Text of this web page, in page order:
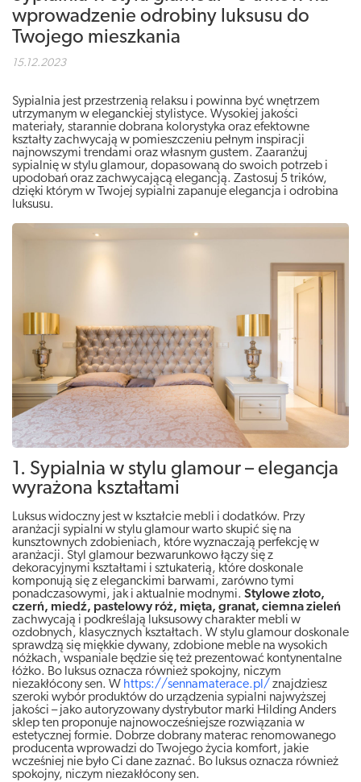
wprowadzenie odrobiny luksusu do
Twojego mieszkania
15.12.2023
Sypialnia jest przestrzenią relaksu i powinna być wnętrzem
utrzymanym w eleganckiej stylistyce. Wysokiej jakości
materiały, starannie dobrana kolorystyka oraz efektowne
kształty zachwycają w pomieszczeniu pełnym inspiracji
najnowszymi trendami oraz własnym gustem. Zaaranżuj
sypialnię w stylu glamour, dopasowaną do swoich potrzeb i
upodobań oraz zachwycającą elegancją. Zastosuj 5 trików,
dzięki którym w Twojej sypialni zapanuje elegancja i odrobina
luksusu.
1. Sypialnia w stylu glamour – elegancja
wyrażona kształtami
Luksus widoczny jest w kształcie mebli i dodatków. Przy
aranżacji sypialni w stylu glamour warto skupić się na
kunsztownych zdobieniach, które wyznaczają perfekcję w
aranżacji. Styl glamour bezwarunkowo łączy się z
dekoracyjnymi kształtami i sztukaterią, które doskonale
komponują się z eleganckimi barwami, zarówno tymi
ponadczasowymi, jak i aktualnie modnymi. Stylowe złoto,
czerń, miedź, pastelowy róż, mięta, granat, ciemna zieleń
zachwycają i podkreślają luksusowy charakter mebli w
ozdobnych, klasycznych kształtach. W stylu glamour doskonale
sprawdzą się miękkie dywany, zdobione meble na wysokich
nóżkach, wspaniale będzie się też prezentować kontynentalne
łóżko. Bo luksus oznacza również spokojny, niczym
niezakłócony sen. W https://sennamaterace.pl/ znajdziesz
szeroki wybór produktów do urządzenia sypialni najwyższej
jakości – jako autoryzowany dystrybutor marki Hilding Anders
sklep ten proponuje najnowocześniejsze rozwiązania w
estetycznej formie. Dobrze dobrany materac renomowanego
producenta wprowadzi do Twojego życia komfort, jakie
wcześniej nie było Ci dane zaznać. Bo luksus oznacza również
spokojny, niczym niezakłócony sen.